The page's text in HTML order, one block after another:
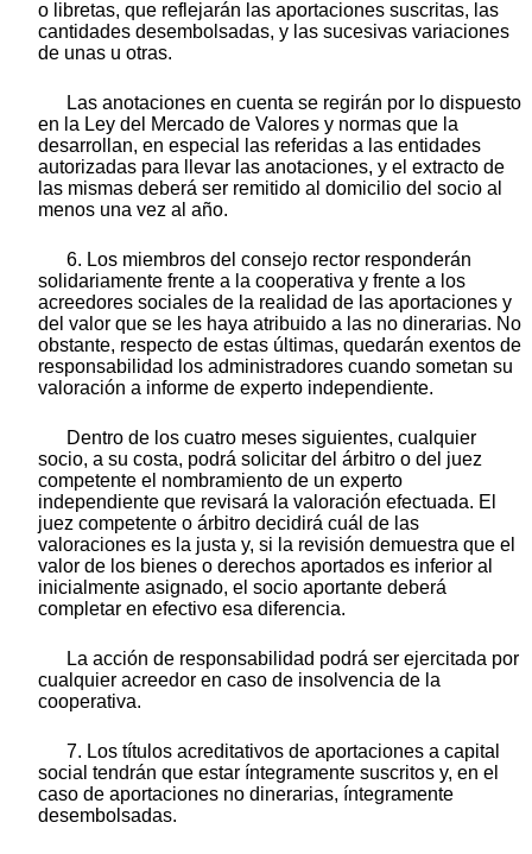
o libretas, que reflejarán las aportaciones suscritas, las
cantidades desembolsadas, y las sucesivas variaciones
de unas u otras.
Las anotaciones en cuenta se regirán por lo dispuesto
en la Ley del Mercado de Valores y normas que la
desarrollan, en especial las referidas a las entidades
autorizadas para llevar las anotaciones, y el extracto de
las mismas deberá ser remitido al domicilio del socio al
menos una vez al año.
6. Los miembros del consejo rector responderán
solidariamente frente a la cooperativa y frente a los
acreedores sociales de la realidad de las aportaciones y
del valor que se les haya atribuido a las no dinerarias. No
obstante, respecto de estas últimas, quedarán exentos de
responsabilidad los administradores cuando sometan su
valoración a informe de experto independiente.
Dentro de los cuatro meses siguientes, cualquier
socio, a su costa, podrá solicitar del árbitro o del juez
competente el nombramiento de un experto
independiente que revisará la valoración efectuada. El
juez competente o árbitro decidirá cuál de las
valoraciones es la justa y, si la revisión demuestra que el
valor de los bienes o derechos aportados es inferior al
inicialmente asignado, el socio aportante deberá
completar en efectivo esa diferencia.
La acción de responsabilidad podrá ser ejercitada por
cualquier acreedor en caso de insolvencia de la
cooperativa.
7. Los títulos acreditativos de aportaciones a capital
social tendrán que estar íntegramente suscritos y, en el
caso de aportaciones no dinerarias, íntegramente
desembolsadas.